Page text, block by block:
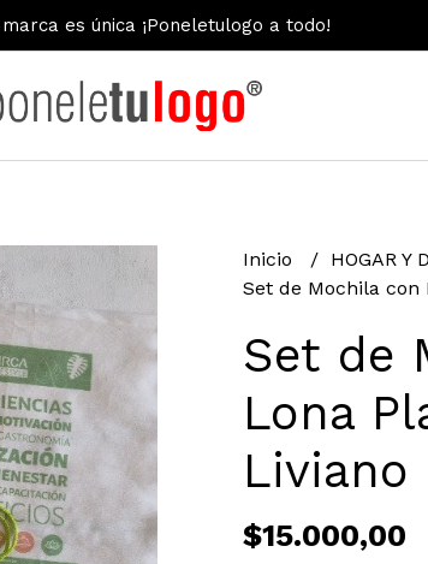
marca es única ¡Poneletulogo a todo!
Inicio HOGAR Y
Set de Mochila con
Set de
Lona
Liviano
$15.000,00